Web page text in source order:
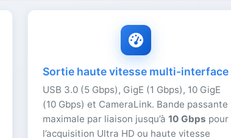
Sortie haute vitesse multi-interface
USB 3.0 (5 Gbps), GigE (1 Gbps), 10 GigE
(10 Gbps) et CameraLink. Bande passante
maximale par liaison jusqu’à 10 Gbps pour
l’acquisition Ultra HD ou haute vitesse